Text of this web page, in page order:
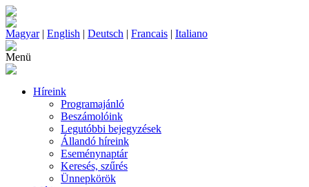
Magyar| English | Deutsch | Francais | Italiano
Menü
Híreink
Programajánló
Beszámolóink
Legutóbbi bejegyzések
Állandó híreink
Eseménynaptár
Keresés, szűrés
Ünnepkörök